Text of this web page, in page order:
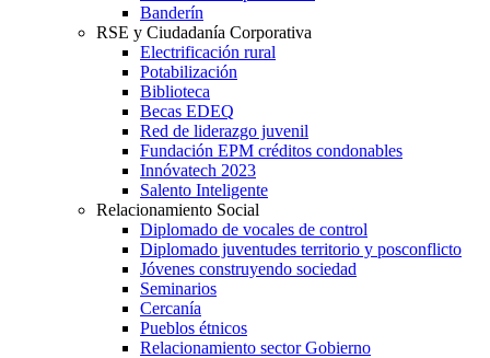
Banderín
RSE y Ciudadanía Corporativa
Electrificación rural
Potabilización
Biblioteca
Becas EDEQ
Red de liderazgo juvenil
Fundación EPM créditos condonables
Innóvatech 2023
Salento Inteligente
Relacionamiento Social
Diplomado de vocales de control
Diplomado juventudes territorio y posconflicto
Jóvenes construyendo sociedad
Seminarios
Cercanía
Pueblos étnicos
Relacionamiento sector Gobierno